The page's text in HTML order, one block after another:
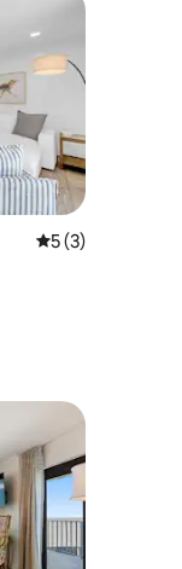
平均评分 5 分（
5 (3)